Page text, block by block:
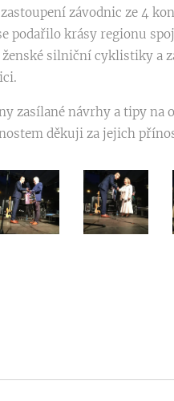
závodnic ze 4
podařilo krásy regionu
silniční cyklistiky a
zasílané návrhy a tipy na
děkuji za jejich